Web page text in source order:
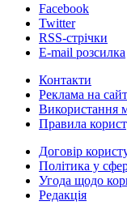
Facebook
Twitter
RSS-стрічки
E-mail розсилка
Контакти
Реклама на
Використання
Правила
Договір
Політика у
Угода щодо
Редакція